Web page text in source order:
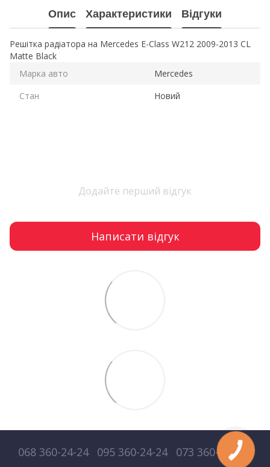
Опис Характеристики Відгуки
Решітка радіатора на Mercedes E-Class W212 2009-2013 CL
Matte Black
Марка авто
Mercedes
Стан
Новий
Додайте перший відгук
Написати відгук
068 360-24-24 095 360-24-24 073 360-24-24